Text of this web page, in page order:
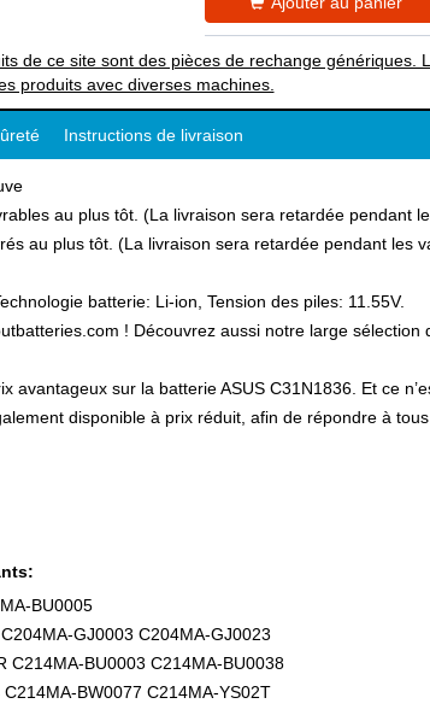
de ce site sont des pièces de rechange génériques.
produits avec diverses machines.
Instructions de livraison
au plus tôt. (La livraison sera retardée pendant
au plus tôt. (La livraison sera retardée pendant les
batterie: Li-ion, Tension des piles: 11.55V.
! Découvrez aussi notre large sélection
avantageux sur la batterie ASUS C31N1836. Et ce
disponible à prix réduit, afin de répondre à
BU0005
GJ0003 C204MA-GJ0023
C214MA-BU0003 C214MA-BU0038
BW0077 C214MA-YS02T